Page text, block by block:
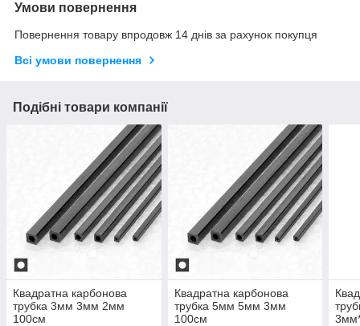
Умови повернення
Повернення товару впродовж 14 днів за рахунок покупця
Всі умови повернення
Подібні товари компанії
Квадратна карбонова
трубка 3мм 3мм 2мм
100см
Квадратна карбонова
трубка 5мм 5мм 3мм
100см